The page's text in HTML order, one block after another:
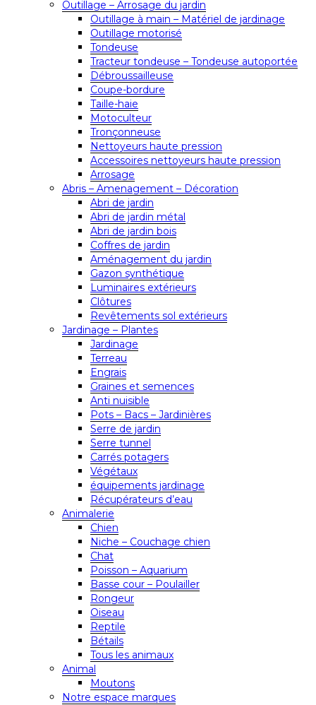
Outillage – Arrosage du jardin
Outillage à main – Matériel de jardinage
Outillage motorisé
Tondeuse
Tracteur tondeuse – Tondeuse autoportée
Débroussailleuse
Coupe-bordure
Taille-haie
Motoculteur
Tronçonneuse
Nettoyeurs haute pression
Accessoires nettoyeurs haute pression
Arrosage
Abris – Amenagement – Décoration
Abri de jardin
Abri de jardin métal
Abri de jardin bois
Coffres de jardin
Aménagement du jardin
Gazon synthétique
Luminaires extérieurs
Clôtures
Revêtements sol extérieurs
Jardinage – Plantes
Jardinage
Terreau
Engrais
Graines et semences
Anti nuisible
Pots – Bacs – Jardinières
Serre de jardin
Serre tunnel
Carrés potagers
Végétaux
équipements jardinage
Récupérateurs d’eau
Animalerie
Chien
Niche – Couchage chien
Chat
Poisson – Aquarium
Basse cour – Poulailler
Rongeur
Oiseau
Reptile
Bétails
Tous les animaux
Animal
Moutons
Notre espace marques